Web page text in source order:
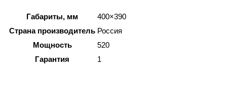
Габариты, мм
400×390
Страна производитель Россия
Мощность
520
Гарантия
1